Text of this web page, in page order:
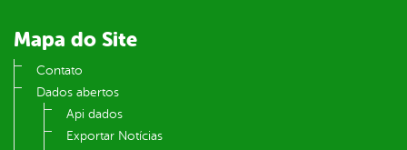
Mapa do Site
Contato
Dados abertos
Api dados
Exportar Notícias